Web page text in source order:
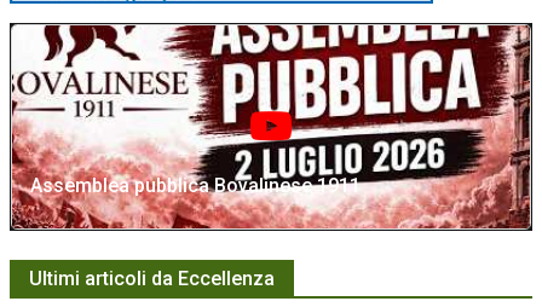
Assemblea pubblica Bovalinese 1911
Ultimi articoli da Eccellenza